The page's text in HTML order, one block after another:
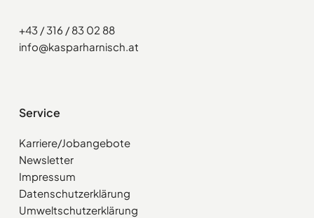
+43 / 316 / 83 02 88
info@kasparharnisch.at
Service
Karriere/Jobangebote
Newsletter
Impressum
Datenschutzerklärung
Umweltschutzerklärung